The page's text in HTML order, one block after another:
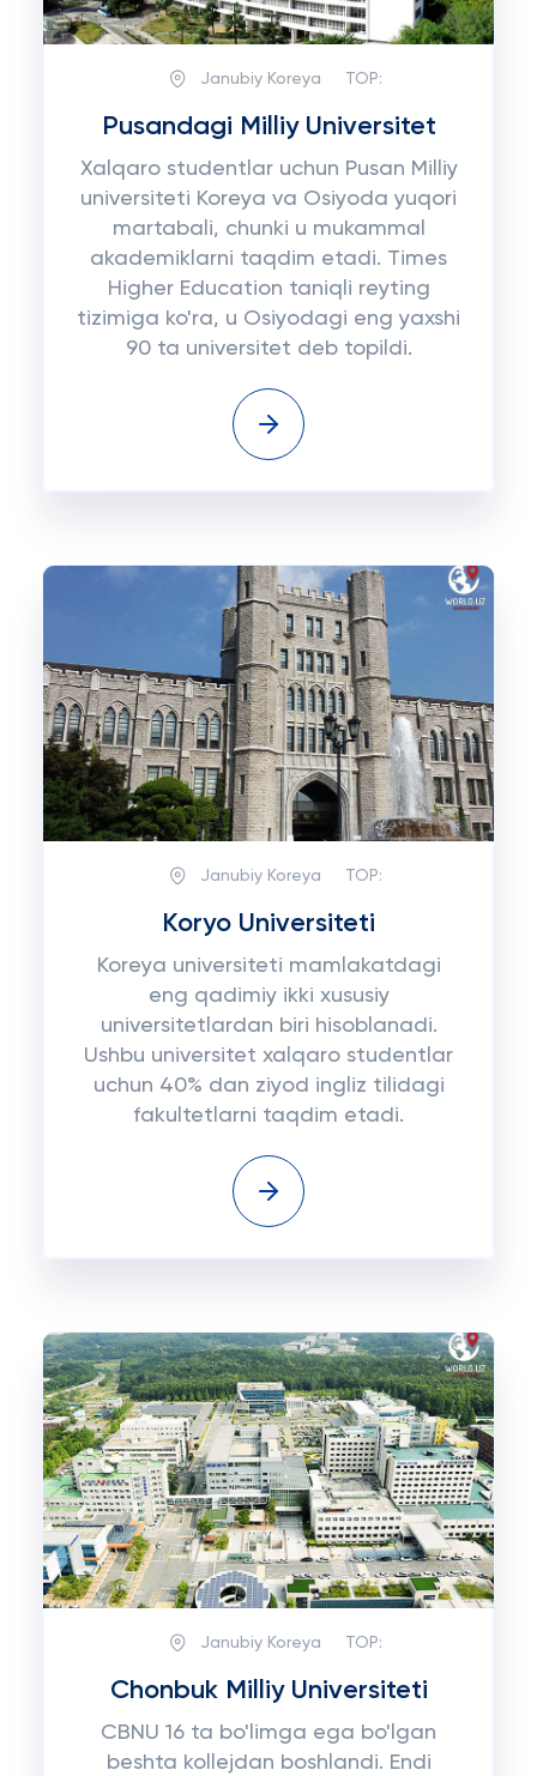
Janubiy Koreya TOP:
Pusandagi Milliy Universitet
Xalqaro studentlar uchun Pusan Milliy
universiteti Koreya va Osiyoda yuqori
martabali, chunki u mukammal
akademiklarni taqdim etadi. Times
Higher Education taniqli reyting
tizimiga ko'ra, u Osiyodagi eng yaxshi
90 ta universitet deb topildi.
Janubiy Koreya TOP:
Koryo Universiteti
Koreya universiteti mamlakatdagi
eng qadimiy ikki xususiy
universitetlardan biri hisoblanadi.
Ushbu universitet xalqaro studentlar
uchun 40% dan ziyod ingliz tilidagi
fakultetlarni taqdim etadi.
Janubiy Koreya TOP:
Chonbuk Milliy Universiteti
CBNU 16 ta bo'limga ega bo'lgan
beshta kollejdan boshlandi. Endi